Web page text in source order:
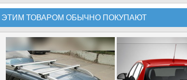
ЭТИМ ТОВАРОМ ОБЫЧНО ПОКУПАЮТ